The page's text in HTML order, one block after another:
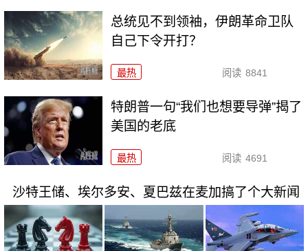
总统见不到领袖，伊朗革命卫队
自己下令开打？
最热 阅读 8841
特朗普一句“我们也想要导弹”揭了
美国的老底
最热 阅读 4691
沙特王储、埃尔多安、夏巴兹在麦加搞了个大新闻